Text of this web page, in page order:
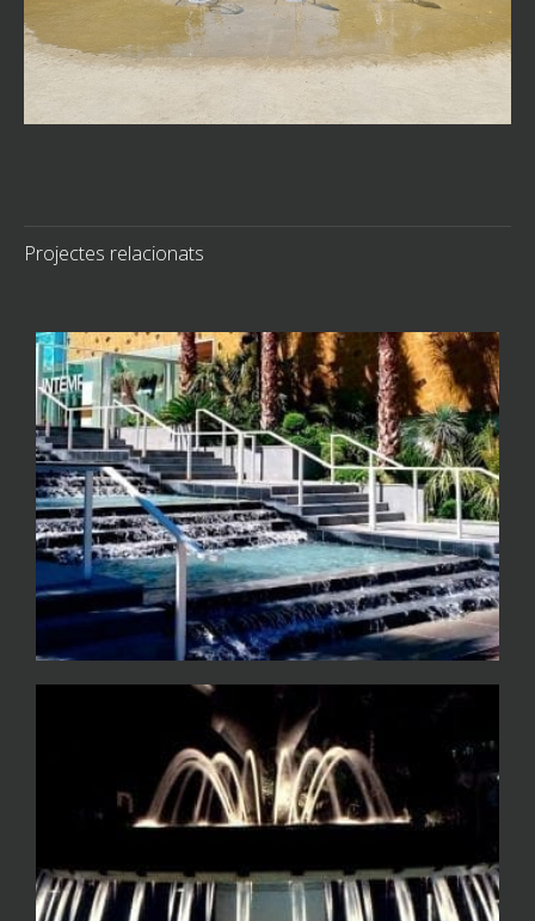
Projectes relacionats